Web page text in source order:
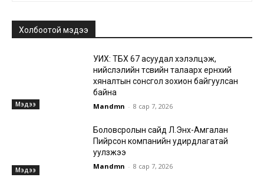
Холбоотой мэдээ
Мэдээ
УИХ: ТБХ 67 асуудал хэлэлцэж,
нийслэлийн төсвийн талаарх ерөнхий
хяналтын сонсгол зохион байгуулсан
байна
Mandmn - 8 сар 7, 2026
Мэдээ
Боловсролын сайд Л.Энх-Амгалан
Пийрсон компанийн удирдлагатай
уулзжээ
Mandmn - 8 сар 7, 2026